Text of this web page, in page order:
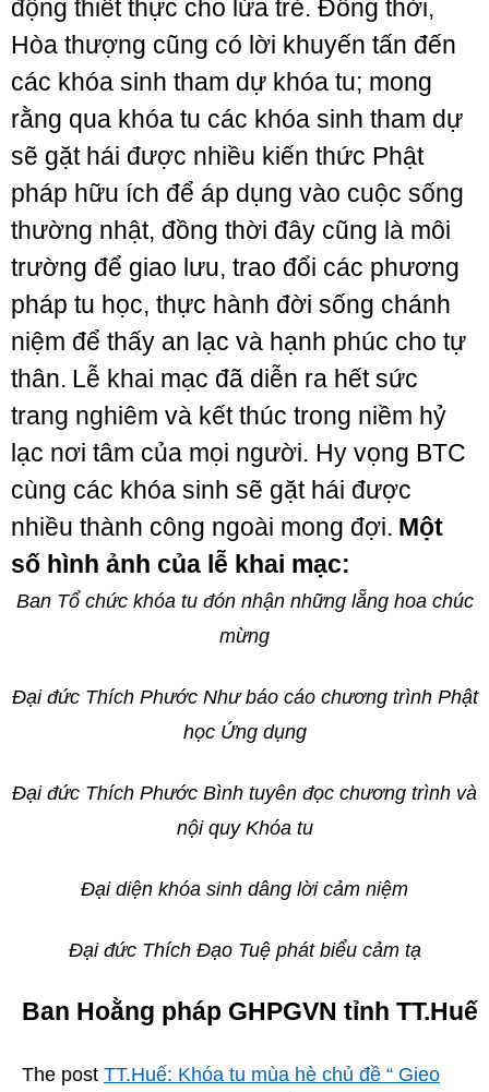
động thiết thực cho lứa trẻ. Đồng thời,
Hòa thượng cũng có lời khuyến tấn đến
các khóa sinh tham dự khóa tu; mong
rằng qua khóa tu các khóa sinh tham dự
sẽ gặt hái được nhiều kiến thức Phật
pháp hữu ích để áp dụng vào cuộc sống
thường nhật, đồng thời đây cũng là môi
trường để giao lưu, trao đổi các phương
pháp tu học, thực hành đời sống chánh
niệm để thấy an lạc và hạnh phúc cho tự
thân. Lễ khai mạc đã diễn ra hết sức
trang nghiêm và kết thúc trong niềm hỷ
lạc nơi tâm của mọi người. Hy vọng BTC
cùng các khóa sinh sẽ gặt hái được
nhiều thành công ngoài mong đợi. Một
số hình ảnh của lễ khai mạc:
Ban Tổ chức khóa tu đón nhận những lẵng hoa chúc
mừng
Đại đức Thích Phước Như báo cáo chương trình Phật
học Ứng dụng
Đại đức Thích Phước Bình tuyên đọc chương trình và
nội quy Khóa tu
Đại diện khóa sinh dâng lời cảm niệm
Đại đức Thích Đạo Tuệ phát biểu cảm tạ
Ban Hoằng pháp GHPGVN tỉnh TT.Huế
The post TT.Huế: Khóa tu mùa hè chủ đề “ Gieo